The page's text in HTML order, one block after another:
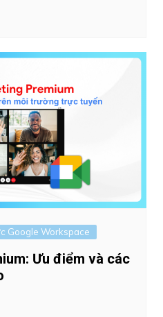
Google Workspace
Ưu điểm và các